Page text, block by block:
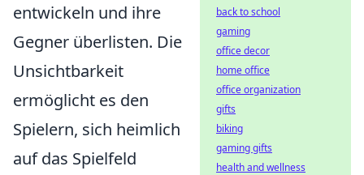
entwickeln und ihre
Gegner überlisten. Die
Unsichtbarkeit
ermöglicht es den
Spielern, sich heimlich
auf das Spielfeld
back to school
gaming
office decor
home office
office organization
gifts
biking
gaming gifts
health and wellness